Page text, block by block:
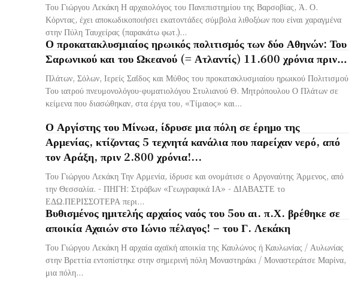
Του Γιώργου Λεκάκη Η αρχαιολόγος του Πανεπιστημίου της Βαρσοβίας, Ά. Ο.
Κόρντας, έχει αποκωδικοποιήσει εκατοντάδες σύμβολα λιθοξόων που είναι χαραγμένα
στην Πύλη Ταυχείρας (παρακάτω φωτ.)...
Ο προκατακλυσμιαίος ηρωικός πολιτισμός των δύο Αθηνών: Του
Σαρωνικού και του Ωκεανού (= Ατλαντίς) 11.600 χρόνια πριν…
Πλάτων, Σόλων, Ιερείς Σαΐδος και Μύθος του προκατακλυσμιαίου ηρωικού Πολιτισμού
Του ιατρού πνευμονολόγου-φυματιολόγου Στυλιανού Θ. Μητρόπουλου Ο Πλάτων σε
κείμενα που διασώθηκαν, στα έργα του, «Τίμαιος» και...
Ο Αργίστης του Μίνωα, ίδρυσε μια πόλη σε έρημο της
Αρμενίας, κτίζοντας 5 τεχνητά κανάλια που παρείχαν νερό, από
τον Αράξη, πριν 2.800 χρόνια!...
Του Γιώργου Λεκάκη Την Αρμενία, ίδρυσε και ονομάτισε ο Αργοναύτης Άρμενος, από
την Θεσσαλία. - ΠΗΓΗ: Στράβων «Γεωγραφικά ΙΑ» - ΔΙΑΒΑΣΤΕ το
ΕΔΩ.ΠΕΡΙΣΣΟΤΕΡΑ περι...
Βυθισμένος ημιτελής αρχαίος ναός του 5ου αι. π.Χ. βρέθηκε σε
αποικία Αχαιών στο Ιώνιο πέλαγος! – του Γ. Λεκάκη
Του Γιώργου Λεκάκη Η αρχαία αχαϊκή αποικία της Καυλώνος ή Καυλωνίας / Αυλωνίας
στην Βρεττία εντοπίστηκε στην σημερινή πόλη Μοναστηράκι / Μοναστεράτσε Μαρίνα,
μια πόλη...